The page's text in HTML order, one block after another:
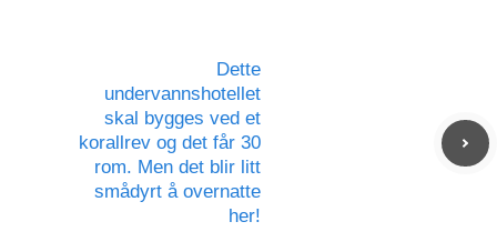
Dette
undervannshotellet
skal bygges ved et
korallrev og det får 30
rom. Men det blir litt
smådyrt å overnatte
her!